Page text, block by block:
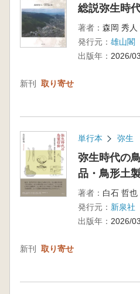
総説弥生時
著者： 森岡 秀
発行元： 雄山閣
出版年： 2026/03
新刊 取り寄せ
単行本 弥生
弥生時代の
品・鳥形土
著者： 白石 哲也
発行元： 新泉社
出版年： 2026/03
新刊 取り寄せ